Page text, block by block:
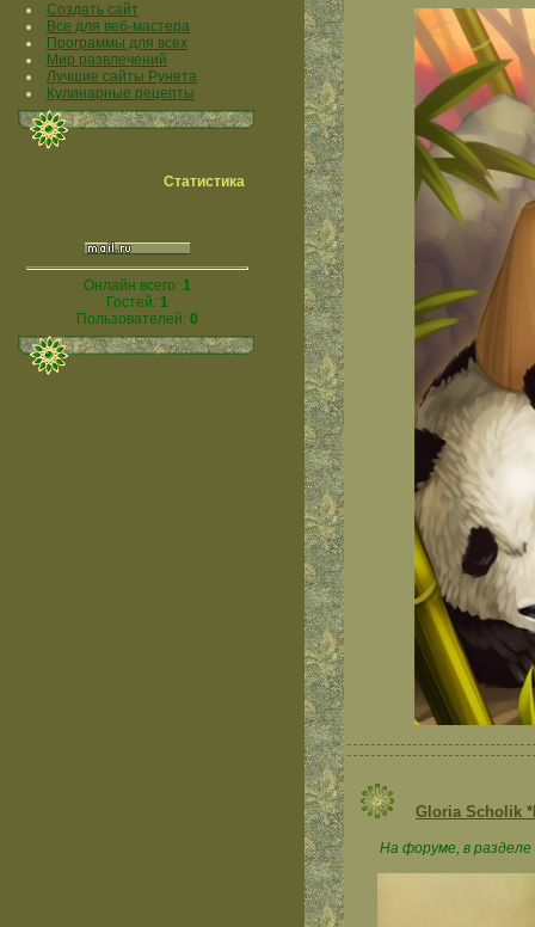
Создать сайт
Все для веб-мастера
Программы для всех
Мир развлечений
Лучшие сайты Рунета
Кулинарные рецепты
Статистика
Онлайн всего: 1
Гостей: 1
Пользователей: 0
Gloria Scholik
На форуме, в